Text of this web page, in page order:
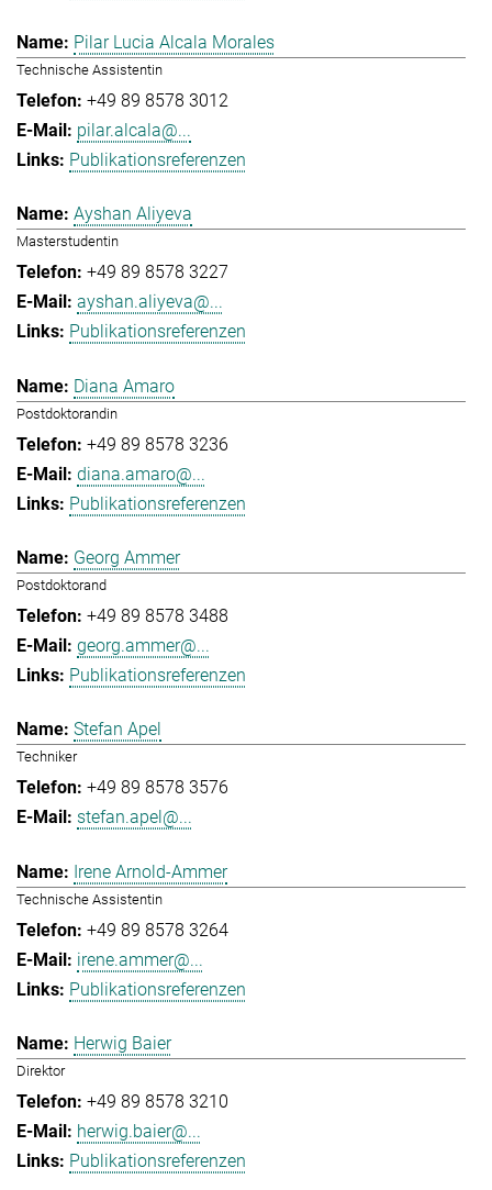
Pilar Lucia Alcala Morales
Technische Assistentin
+49 89 8578 3012
pilar.alcala@...
Publikationsreferenzen
Ayshan Aliyeva
Masterstudentin
+49 89 8578 3227
ayshan.aliyeva@...
Publikationsreferenzen
Diana Amaro
Postdoktorandin
+49 89 8578 3236
diana.amaro@...
Publikationsreferenzen
Georg Ammer
Postdoktorand
+49 89 8578 3488
georg.ammer@...
Publikationsreferenzen
Stefan Apel
Techniker
+49 89 8578 3576
stefan.apel@...
Irene Arnold-Ammer
Technische Assistentin
+49 89 8578 3264
irene.ammer@...
Publikationsreferenzen
Herwig Baier
Direktor
+49 89 8578 3210
herwig.baier@...
Publikationsreferenzen